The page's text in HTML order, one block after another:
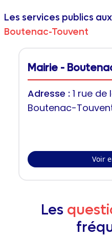
Les services publics
Boutenac-Touvent
Mairie -
Adresse : 1 rue de
Boutenac-
Voir
Les